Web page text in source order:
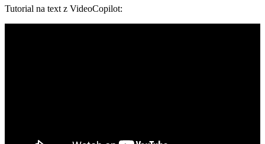
Tutorial na text z VideoCopilot: